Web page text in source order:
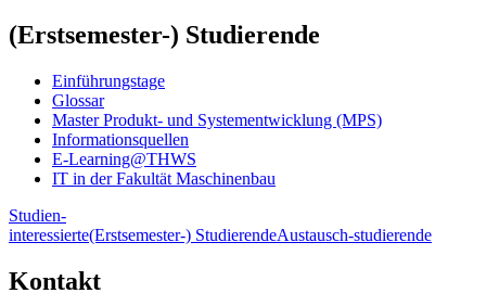
(Erstsemester-) Studierende
Einführungstage
Glossar
Master Produkt- und Systementwicklung (MPS)
Informationsquellen
E-Learning@THWS
IT in der Fakultät Maschinenbau
Studien-
interessierte(Erstsemester-) StudierendeAustausch-studierende
Kontakt